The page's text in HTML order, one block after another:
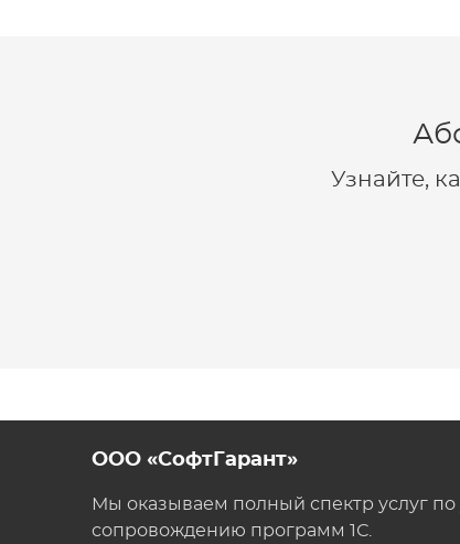
Узнайте,
ООО «СофтГарант»
Мы оказываем полный спектр услуг
сопровождению программ 1С.